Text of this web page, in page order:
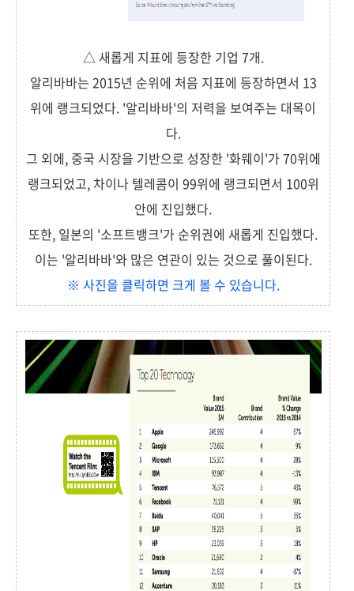
△ 새롭게 지표에 등장한 기업 7개.
알리바바는 2015년 순위에 처음 지표에 등장하면서 13
위에 랭크되었다. '알리바바'의 저력을 보여주는 대목이
다.
그 외에, 중국 시장을 기반으로 성장한 '화웨이'가 70위에
랭크되었고, 차이나 텔레콤이 99위에 랭크되면서 100위
안에 진입했다.
또한, 일본의 '소프트뱅크'가 순위권에 새롭게 진입했다.
이는 '알리바바'와 많은 연관이 있는 것으로 풀이된다.
※ 사진을 클릭하면 크게 볼 수 있습니다.